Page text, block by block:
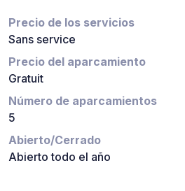
Precio de los servicios
Sans service
Precio del aparcamiento
Gratuit
Número de aparcamientos
5
Abierto/Cerrado
Abierto todo el año